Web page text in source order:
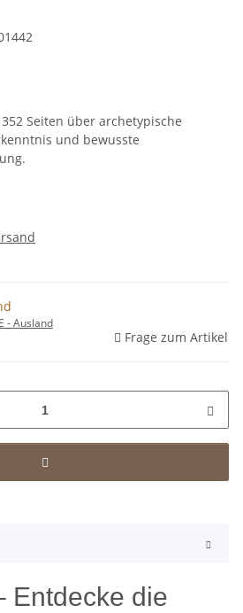
Seiten über archetypische
und bewusste
- Ausland
Frage zum Artikel
Entdecke die